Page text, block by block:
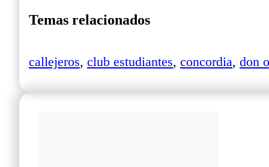
Temas relacionados
callejeros, club estudiantes, concordia, don